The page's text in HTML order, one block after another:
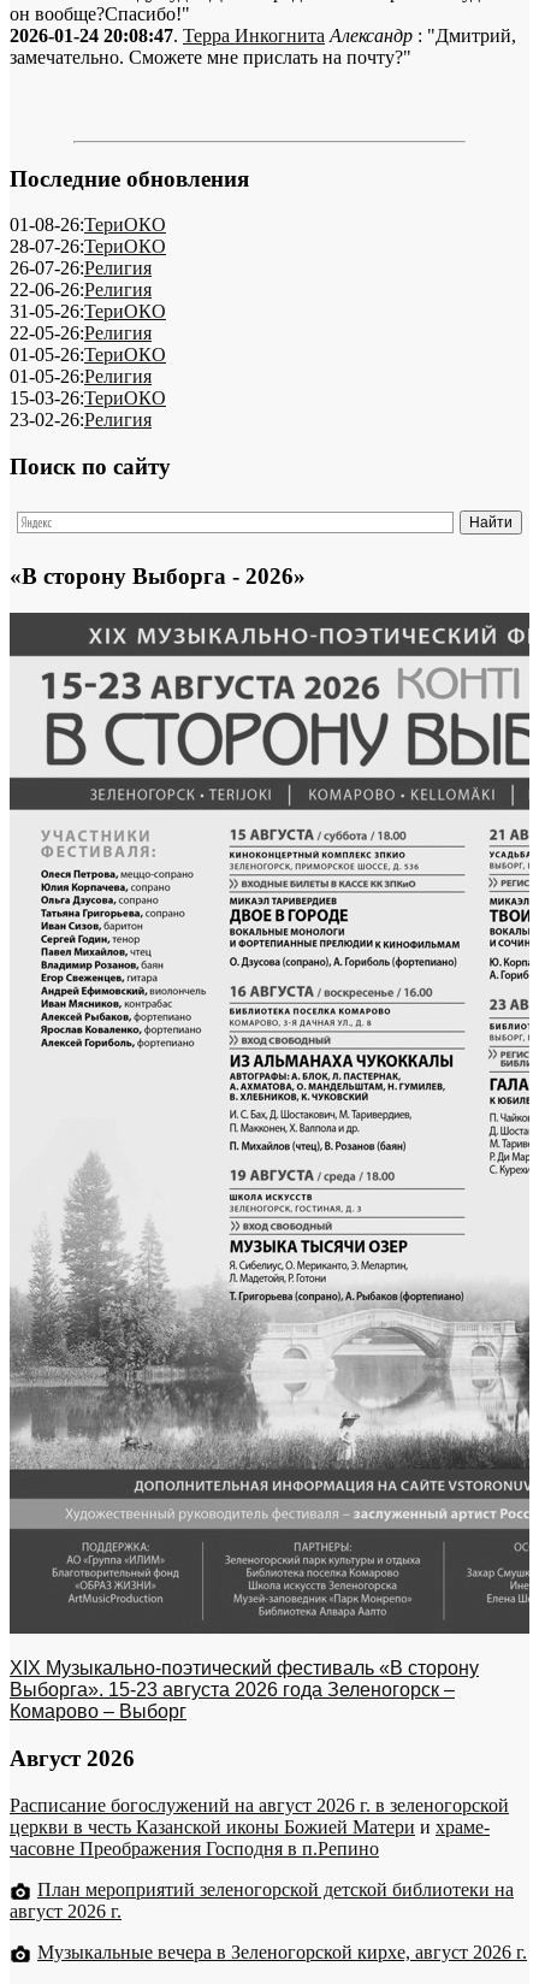
он вообще?Спасибо!"
2026-01-24 20:08:47. Терра Инкогнита Александр : "Дмитрий,
замечательно. Сможете мне прислать на почту?"
Последние обновления
01-08-26:ТериОКО
28-07-26:ТериОКО
26-07-26:Религия
22-06-26:Религия
31-05-26:ТериОКО
22-05-26:Религия
01-05-26:ТериОКО
01-05-26:Религия
15-03-26:ТериОКО
23-02-26:Религия
Поиск по сайту
«В сторону Выборга - 2026»
XIX Музыкально-поэтический фестиваль «В сторону
Выборга». 15-23 августа 2026 года Зеленогорск –
Комарово – Выборг
Август 2026
Расписание богослужений на август 2026 г. в зеленогорской
церкви в честь Казанской иконы Божией Матери и храме-
часовне Преображения Господня в п.Репино
План мероприятий зеленогорской детской библиотеки на
август 2026 г.
Музыкальные вечера в Зеленогорской кирхе, август 2026 г.